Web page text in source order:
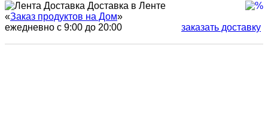
Доставка в Ленте
«Заказ продуктов на Дом»
ежедневно с 9:00 до 20:00
заказать доставку